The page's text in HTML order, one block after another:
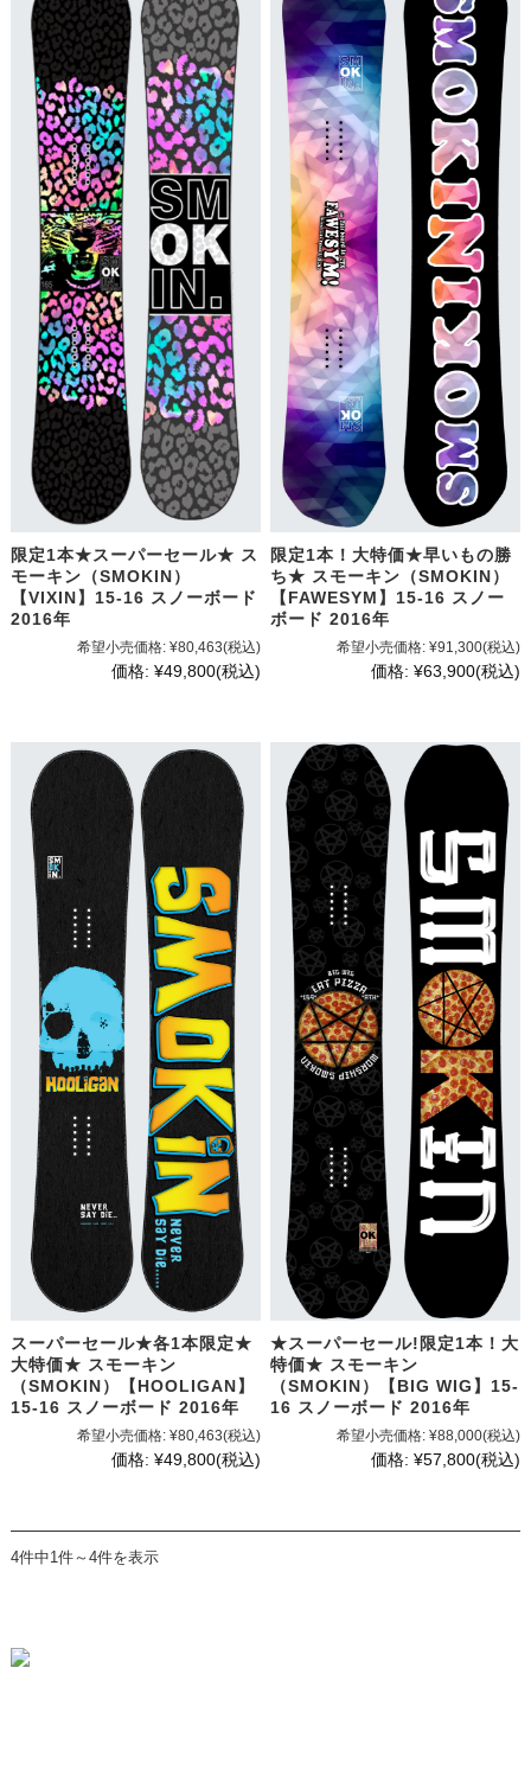
限定1本★スーパーセール★ ス
モーキン（SMOKIN）
【VIXIN】15-16 スノーボード
2016年
希望小売価格: ¥80,463(税込)
価格: ¥49,800(税込)
限定1本！大特価★早いもの勝
ち★ スモーキン（SMOKIN）
【FAWESYM】15-16 スノー
ボード 2016年
希望小売価格: ¥91,300(税込)
価格: ¥63,900(税込)
スーパーセール★各1本限定★
大特価★ スモーキン
（SMOKIN）【HOOLIGAN】
15-16 スノーボード 2016年
希望小売価格: ¥80,463(税込)
価格: ¥49,800(税込)
★スーパーセール!限定1本！大
特価★ スモーキン
（SMOKIN）【BIG WIG】15-
16 スノーボード 2016年
希望小売価格: ¥88,000(税込)
価格: ¥57,800(税込)
4件中1件～4件を表示